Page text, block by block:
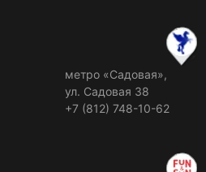
метро «Садовая»,
ул. Садовая 38
+7 (812) 748-10-62